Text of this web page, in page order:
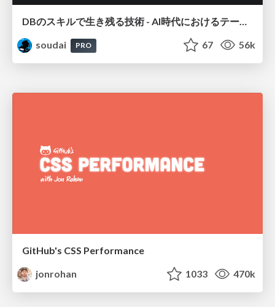
DBのスキルで生き残る技術 - AI時代におけるテーブル設計の勘所
soudai
PRO 67 56k
GitHub's CSS Performance
jonrohan
1033 470k